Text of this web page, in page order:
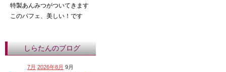
特製あんみつがついてきます
このパフェ、美しい！です
しらたんのブログ
7月 2026年8月 9月